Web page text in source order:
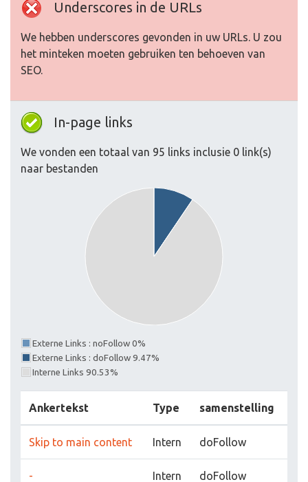
Underscores in de URLs
We hebben underscores gevonden in uw URLs. U zou
het minteken moeten gebruiken ten behoeven van
SEO.
In-page links
We vonden een totaal van 95 links inclusie 0 link(s)
naar bestanden
Externe Links : noFollow 0%
Externe Links : doFollow 9.47%
Interne Links 90.53%
Ankertekst Type samenstelling
Skip to main content Intern doFollow
- Intern doFollow